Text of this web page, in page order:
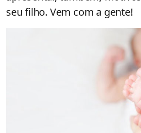
seu filho. Vem com a gente!